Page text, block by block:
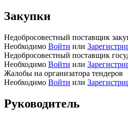
Закупки
Недобросовестный поставщик
Необходимо Войти или
Недобросовестный поставщик
Необходимо Войти или
Жалобы на организатора тендеров
Необходимо Войти или
Руководитель